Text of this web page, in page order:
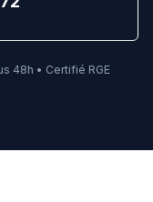
48h • Certifié RGE